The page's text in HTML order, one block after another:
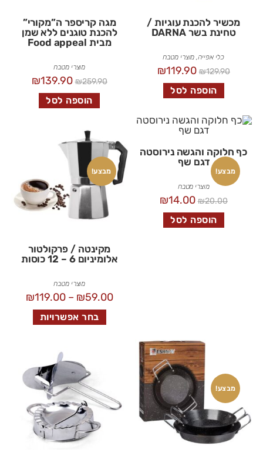
מכשיר להכנת עוגיות /
טחינת בשר DARNA
כלי אפייה, מוצרי מטבח
₪129.90
₪119.90
הוספה לסל
מגה קריספר ה”מקורי”
להכנת טוגנים ללא שמן
מבית Food appeal
מוצרי מטבח
₪259.90
₪139.90
הוספה לסל
מבצע!
כף חלוקה והגשה נירוסטה
דגם שף
מוצרי מטבח
₪20.00
₪14.00
הוספה לסל
מבצע!
מקינטה / פרקולטור
אלומיניום 6 – 12 כוסות
מוצרי מטבח
₪59.00
–
₪119.00
בחר אפשרויות
מבצע!